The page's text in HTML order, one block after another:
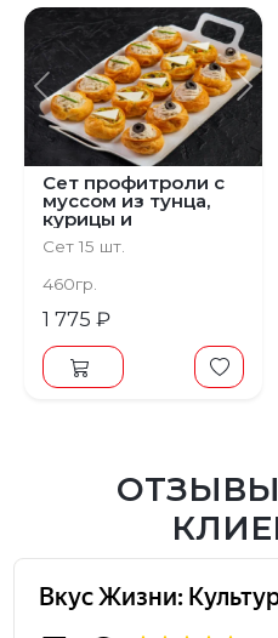
Предыдущий
Сет профитроли с
муссом из тунца,
курицы и
запеченных
овощей с брынзой
Сет 15 шт.
460гр.
1 775 ₽